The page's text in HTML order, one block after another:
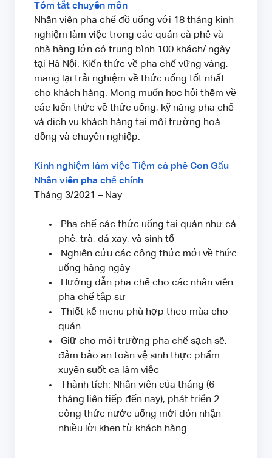
Tóm tắt chuyên môn
Nhân viên pha chế đồ uống với 18 tháng kinh
nghiệm làm việc trong các quán cà phê và
nhà hàng lớn có trung bình 100 khách/ ngày
tại Hà Nội. Kiến thức về pha chế vững vàng,
mang lại trải nghiệm về thức uống tốt nhất
cho khách hàng. Mong muốn học hỏi thêm về
các kiến thức về thức uống, kỹ năng pha chế
và dịch vụ khách hàng tại môi trường hoà
đồng và chuyên nghiệp.
Kinh nghiệm làm việc Tiệm cà phê Con Gấu
Nhân viên pha chế chính
Tháng 3/2021 – Nay
Pha chế các thức uống tại quán như cà
phê, trà, đá xay, và sinh tố
Nghiên cứu các công thức mới về thức
uống hàng ngày
Hướng dẫn pha chế cho các nhân viên
pha chế tập sự
Thiết kế menu phù hợp theo mùa cho
quán
Giữ cho môi trường pha chế sạch sẽ,
đảm bảo an toàn vệ sinh thực phẩm
xuyên suốt ca làm việc
Thành tích: Nhân viên của tháng (6
tháng liên tiếp đến nay), phát triển 2
công thức nước uống mới đón nhận
nhiều lời khen từ khách hàng